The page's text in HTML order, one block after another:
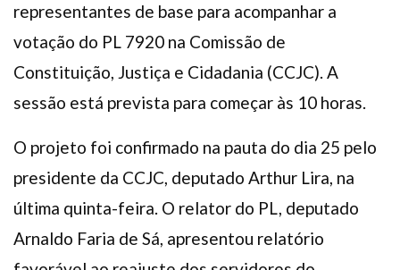
representantes de base para acompanhar a
votação do PL 7920 na Comissão de
Constituição, Justiça e Cidadania (CCJC). A
sessão está prevista para começar às 10 horas.
O projeto foi confirmado na pauta do dia 25 pelo
presidente da CCJC, deputado Arthur Lira, na
última quinta-feira. O relator do PL, deputado
Arnaldo Faria de Sá, apresentou relatório
FacebookInstagramTwitter YoutubeTikTok Whatsapp